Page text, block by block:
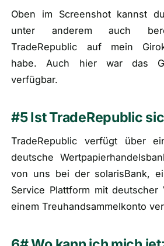
Oben im Screenshot kannst
unter anderem auch
TradeRepublic auf mein
habe. Auch hier war das
verfügbar.
#5 Ist TradeRepublic
TradeRepublic verfügt über
deutsche
von uns bei der solarisBank,
Service Plattform mit deutscher
einem Treuhandsammelkonto